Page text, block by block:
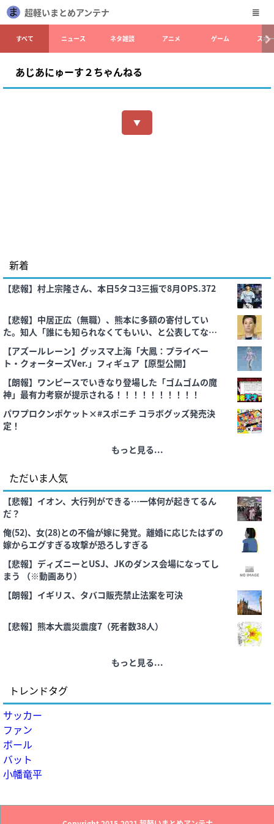
超軽いまとめアンテナ
すべて ニュース ネタ雑談 アニメ ゲーム スポ
あじあにゅーす２ちゃんねる
▼
新着
【悲報】村上宗隆さん、本日5タコ3三振で8月OPS.372
【悲報】中居正広（無職）、熊本に多額の寄付してい
た。知人「誰にも知られなくてもいい、と公表してな
い」
【アズールレーン】グッスマ上海「大鳳：プライベー
ト・クォーターズVer.」フィギュア【原型公開】
【朗報】ワンピースでいきなり登場した「ゴムゴムの魔
神」最有力考察が提示される！！！！！！！！！！
パワプロクンポケット×#スポニチ コラボグッズ発売決
定！
もっと見る...
ただいま人気
【悲報】イオン、大行列ができる…一体何が起きてるん
だ？
俺(52)、女(28)との不倫が嫁に発覚。離婚に応じたはずの
嫁からエグすぎる攻撃が恐ろしすぎる
【悲報】ディズニーとUSJ、JKのダンス会場になってし
まう （※動画あり）
【朗報】イギリス、タバコ販売禁止法案を可決
【悲報】熊本大震災震度7（死者数38人）
もっと見る...
トレンドタグ
サッカー
ファン
ボール
バット
小幡竜平